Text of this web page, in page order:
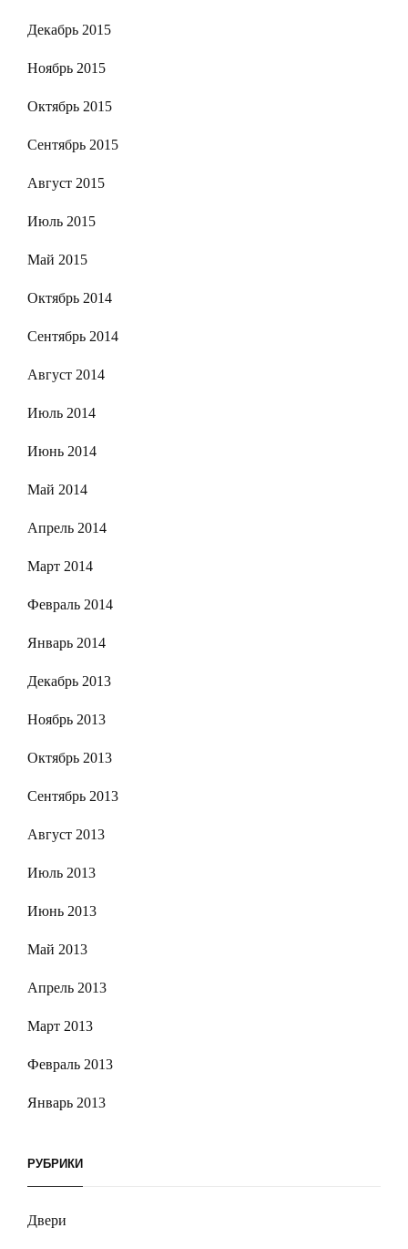
Декабрь 2015
Ноябрь 2015
Октябрь 2015
Сентябрь 2015
Август 2015
Июль 2015
Май 2015
Октябрь 2014
Сентябрь 2014
Август 2014
Июль 2014
Июнь 2014
Май 2014
Апрель 2014
Март 2014
Февраль 2014
Январь 2014
Декабрь 2013
Ноябрь 2013
Октябрь 2013
Сентябрь 2013
Август 2013
Июль 2013
Июнь 2013
Май 2013
Апрель 2013
Март 2013
Февраль 2013
Январь 2013
РУБРИКИ
Двери